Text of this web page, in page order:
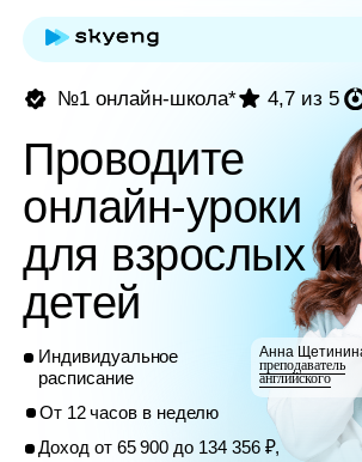
Индивидуальное
расписание
От 12 часов в неделю
Доход от 65 900 до 134 356 ₽,
сумма зависит от направления и нагрузки
4,7 из 5
Проводите
онлайн-уроки
для взрослых и
детей
Анна Щетинина,
преподаватель